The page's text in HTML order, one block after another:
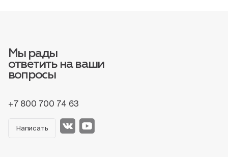
Мы рады
ответить на ваши
вопросы
+7 800 700 74 63
Написать